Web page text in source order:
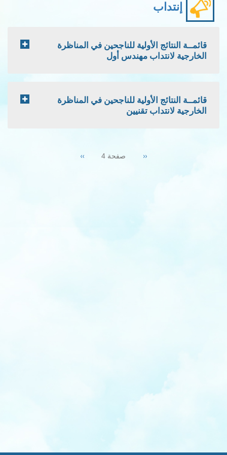
إنتداب
قائمــة النتائج الأولية للناجحين في المناظرة
الخارجية لانتداب مهندس أول
قائمــة النتائج الأولية للناجحين في المناظرة
الخارجية لانتداب تقنيين
Previous
‹‹ صفحة 4 Next
››